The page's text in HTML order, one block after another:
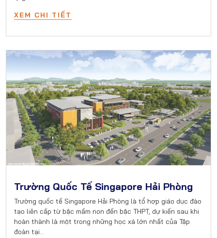
XEM CHI TIẾT
Trường Quốc Tế Singapore Hải Phòng
Trường quốc tế Singapore Hải Phòng là tổ hợp giáo dục đào
tạo liên cấp từ bậc mầm non đến bậc THPT, dự kiến sau khi
hoàn thành là một trong những học xá lớn nhất của Tập
đoàn tại…